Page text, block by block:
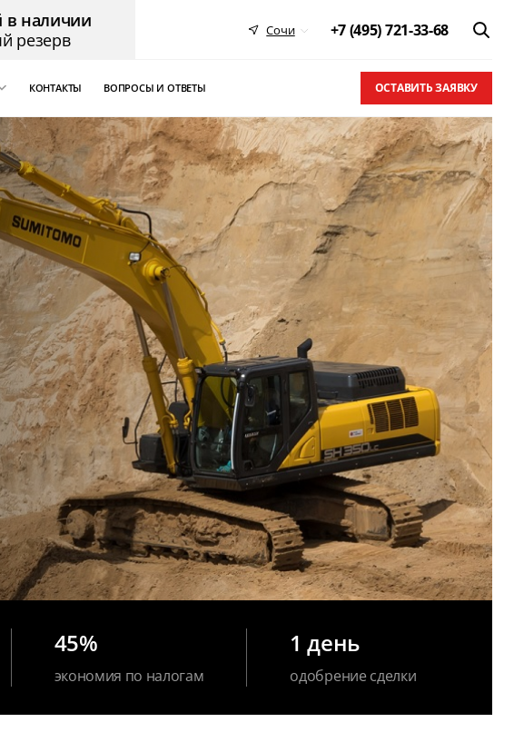
в наличии
резерв
Сочи +7 (495) 721-33-68
Кар Лизинг» в ТОП-10
России
письма
КОНТАКТЫ ВОПРОСЫ И ОТВЕТЫ ОСТАВИТЬ ЗАЯВКУ
45%
экономия по налогам
1 день
одобрение сделки